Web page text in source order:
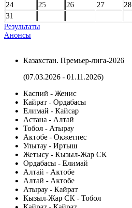
24
25 26 27 28
31
Результаты
Анонсы
Казахстан. Премьер-лига-2026
(07.03.2026 - 01.11.2026)
Каспий - Женис
Кайрат - Ордабасы
Елимай - Кайсар
Астана - Алтай
Тобол - Атырау
Актобе - Окжетпес
Улытау - Иртыш
Жетысу - Кызыл-Жар СК
Ордабасы - Елимай
Алтай - Актобе
Алтай - Актобе
Атырау - Кайрат
Кызыл-Жар СК - Тобол